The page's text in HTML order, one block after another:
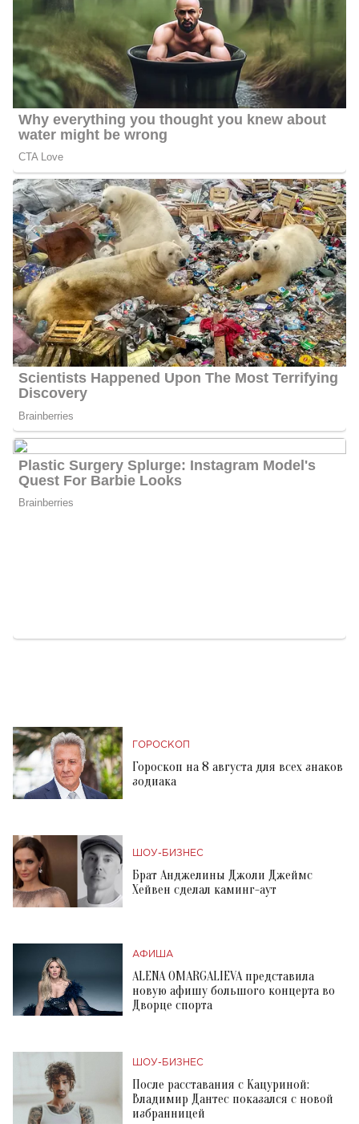
ГОРОСКОП
Гороскоп на 8 августа для всех знаков
зодиака
ШОУ-БИЗНЕС
Брат Анджелины Джоли Джеймс
Хейвен сделал каминг-аут
АФИША
ALENA OMARGALIEVA представила
новую афишу большого концерта во
Дворце спорта
ШОУ-БИЗНЕС
После расставания с Кацуриной:
Владимир Дантес показался с новой
избранницей